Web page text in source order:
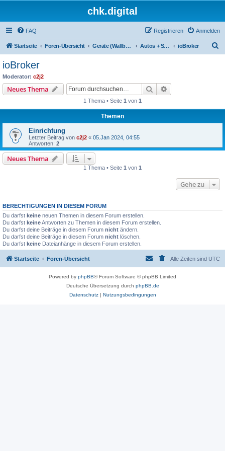
chk.digital
FAQ Anmelden
Registrieren
Startseite Foren-Übersicht Geräte (Wallboxen, Stromquellen, Autos) Autos + SoC-Abfragen ioBroker
ioBroker
Moderator: c2j2
Neues Thema Suche
1 Thema • Seite 1 von 1
Themen
Einrichtung
Letzter Beitrag von c2j2 « 05.Jan 2024, 04:55
Antworten: 2
Neues Thema
1 Thema • Seite 1 von 1
Gehe zu
BERECHTIGUNGEN IN DIESEM FORUM
Du darfst keine neuen Themen in diesem Forum erstellen.
Du darfst keineAntworten zu Themen in diesem Forum erstellen.
Du darfst deine Beiträge in diesem Forum nicht ändern.
Du darfst deine Beiträge in diesem Forum nicht löschen.
Du darfst keine Dateianhänge in diesem Forum erstellen.
Startseite Foren-Übersicht Alle Zeiten sind UTC
Powered by phpBB® Forum Software © phpBB Limited
Deutsche Übersetzung durch phpBB.de
Datenschutz| Nutzungsbedingungen